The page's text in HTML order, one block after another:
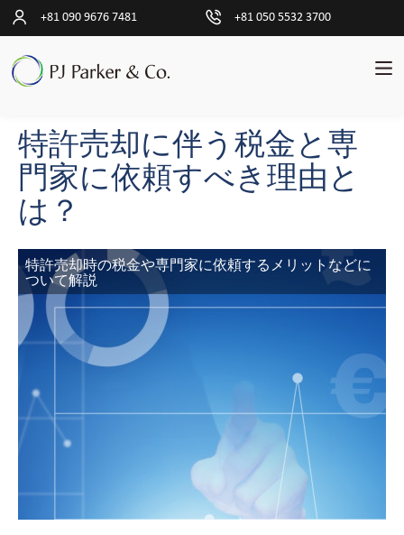
+81 090 9676 7481 +81 050 5532 3700
日
本
語
ト
ン
ザ
ク
シ
ョ
ン
ラ
イ
ア
ン
特許売却に伴う税金と専
門家に依頼すべき理由と
は？
特許売却時の税金や専門家に依頼するメリットなどに
ついて解説